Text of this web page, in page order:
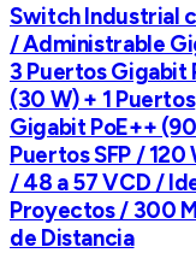
Switch Industrial
/ Administrable
3 Puertos Gigabit
(30 W) + 1 Puertos
Gigabit PoE++
Puertos SFP / 120
/ 48 a 57 VCD /
Proyectos / 300
de Distancia